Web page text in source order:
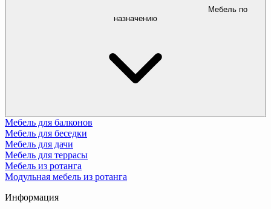
Мебель по
назначению
Мебель для балконов
Мебель для беседки
Мебель для дачи
Мебель для террасы
Мебель из ротанга
Модульная мебель из ротанга
Информация